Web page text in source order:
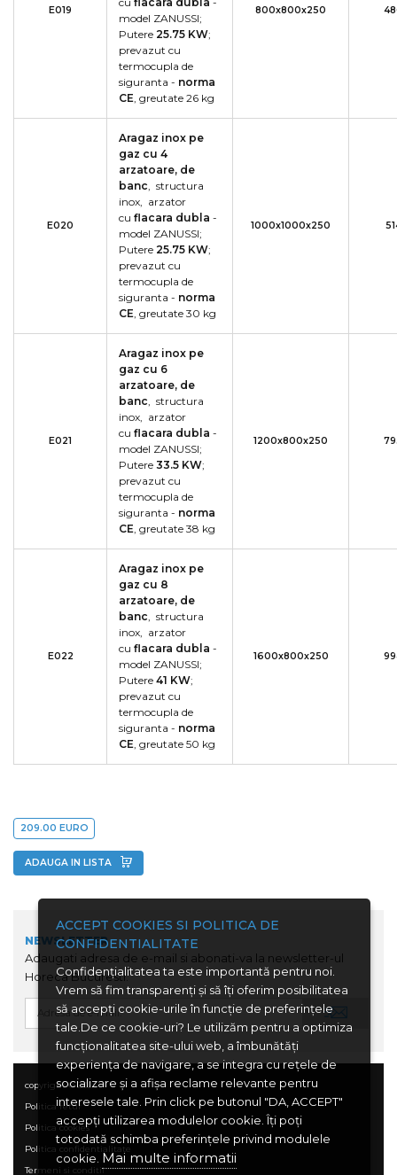
E019
model ZANUSSI;
Putere 25.75 KW;
prevazut cu
termocupla de
siguranta - norma
CE, greutate 26 kg
800x800x250
E020
Aragaz inox pe
gaz cu 4
arzatoare, de
banc, structura
inox, arzator
cu flacara dubla -
model ZANUSSI;
Putere 25.75 KW;
prevazut cu
termocupla de
siguranta - norma
CE, greutate 30 kg
1000x1000x250
E021
Aragaz inox pe
gaz cu 6
arzatoare, de
banc, structura
inox, arzator
cu flacara dubla -
model ZANUSSI;
Putere 33.5 KW;
prevazut cu
termocupla de
siguranta - norma
CE, greutate 38 kg
1200x800x250
E022
Aragaz inox pe
gaz cu 8
arzatoare, de
banc, structura
inox, arzator
cu flacara dubla -
model ZANUSSI;
Putere 41 KW;
prevazut cu
termocupla de
siguranta - norma
CE, greutate 50 kg
1600x800x250
209.00 EURO
ADAUGA IN LISTA
NEWSLETTER
Adaugati adresa de e-mail si abonati-va la newsletter-ul
Horeca Bucuresti.
copyright © 2026
Politica retur
Politica cookies
Politica confidentialitate
Termeni si conditii
ACCEPT COOKIES SI POLITICA DE
CONFIDENTIALITATE
Confidenţialitatea ta este importantă pentru noi.
Vrem să fim transparenţi și să îţi oferim posibilitatea
să accepţi cookie-urile în funcţie de preferinţele
tale.De ce cookie-uri? Le utilizăm pentru a optimiza
funcţionalitatea site-ului web, a îmbunătăţi
experienţa de navigare, a se integra cu reţele de
socializare şi a afişa reclame relevante pentru
interesele tale. Prin click pe butonul "DA, ACCEPT"
accepţi utilizarea modulelor cookie. Îţi poţi
totodată schimba preferinţele privind modulele
cookie. Mai multe informatii